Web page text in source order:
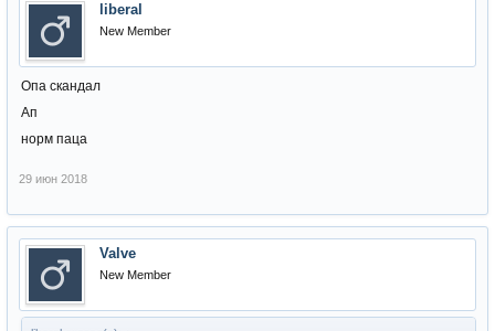
liberal
New Member
Опа скандал
Ап
норм паца
29 июн 2018
Valve
New Member